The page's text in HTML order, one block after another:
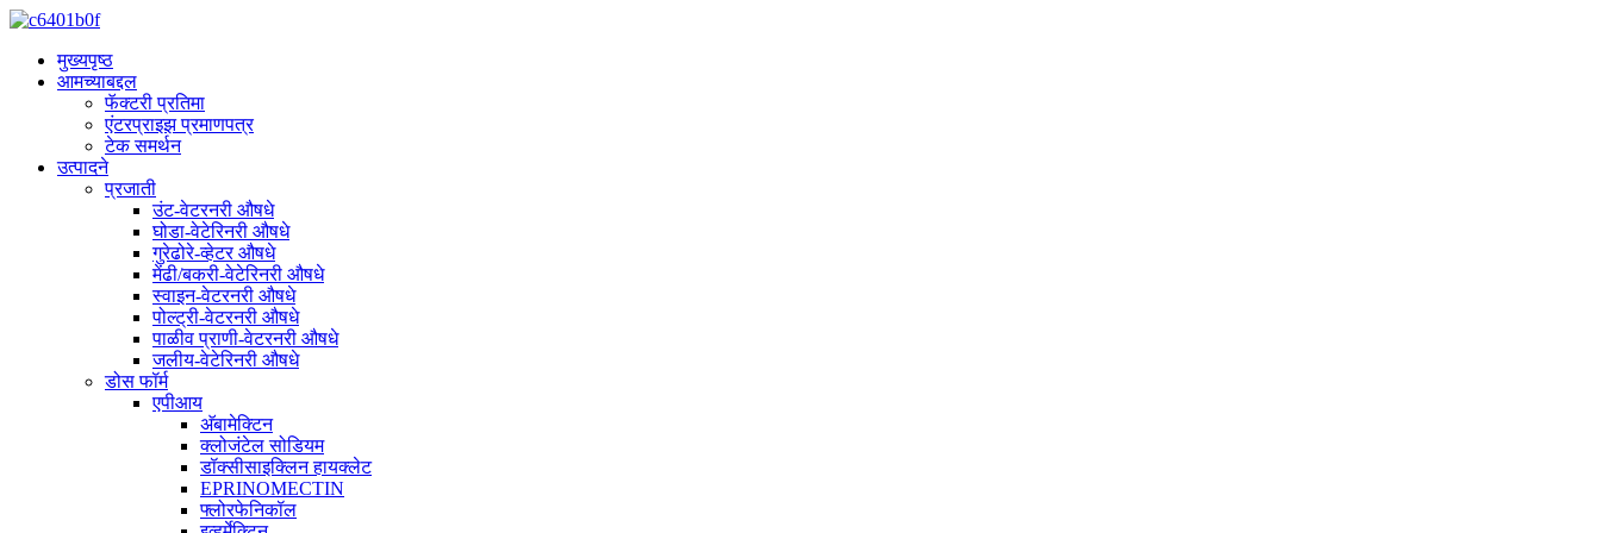
मुख्यपृष्ठ
आमच्याबद्दल
फॅक्टरी प्रतिमा
एंटरप्राइझ प्रमाणपत्र
टेक समर्थन
उत्पादने
प्रजाती
उंट-वेटरनरी औषधे
घोडा-वेटेरिनरी औषधे
गुरेढोरे-व्हेटर औषधे
मेंढी/बकरी-वेटेरिनरी औषधे
स्वाइन-वेटरनरी औषधे
पोल्ट्री-वेटरनरी औषधे
पाळीव प्राणी-वेटरनरी औषधे
जलीय-वेटेरिनरी औषधे
डोस फॉर्म
एपीआय
अ‍ॅबामेक्टिन
क्लोजंटेल सोडियम
डॉक्सीसाइक्लिन हायक्लेट
EPRINOMECTIN
फ्लोरफेनिकॉल